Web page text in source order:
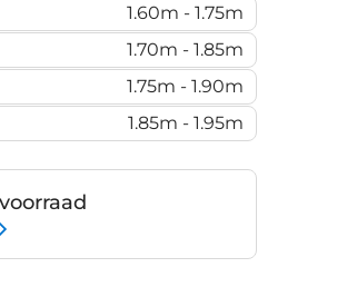
1.60m - 1.75m
1.70m - 1.85m
1.75m - 1.90m
1.85m - 1.95m